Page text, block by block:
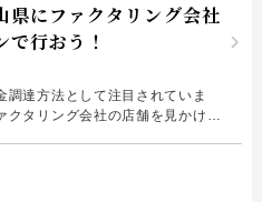
県にファクタリング会社
行おう！
調達方法として注目されていま
クタリング会社の店舗を見かける
いのでしょうか？ 今回は岡山